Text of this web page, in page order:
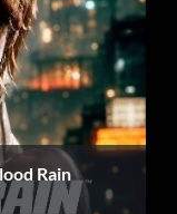
Rain